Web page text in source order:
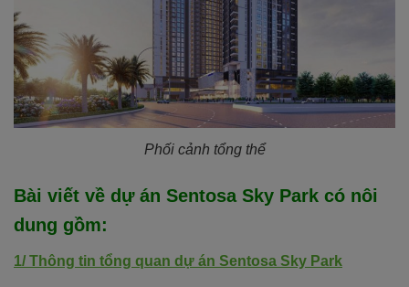
Phối cảnh tổng thể
Bài viết về dự án Sentosa Sky Park có nôi
dung gồm:
1/ Thông tin tổng quan dự án Sentosa Sky Park